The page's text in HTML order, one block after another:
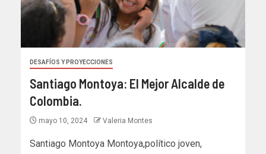
DESAFÍOS Y PROYECCIONES
Santiago Montoya: El Mejor Alcalde de
Colombia.
mayo 10, 2024 Valeria Montes
Santiago Montoya Montoya,político joven,